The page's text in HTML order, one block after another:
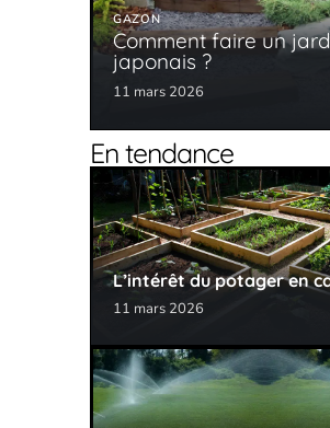
GAZON
Comment faire un
japonais ?
11 mars 2026
En tendance
L’intérêt du potager en
11 mars 2026